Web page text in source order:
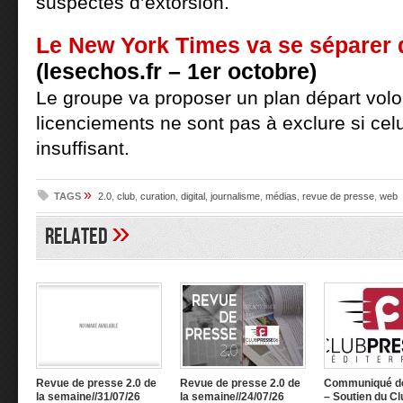
Le New York Times va se séparer
(lesechos.fr – 1er octobre)
Le groupe va proposer un plan départ
licenciements ne sont pas à exclure si
insuffisant.
TAGS » 2.0 club curation digital journalisme médias revue de presse web
Related»
Revue de presse 2.0 de
la semaine//31/07/26
Revue de presse 2.0 de
la semaine//24/07/26
Communiqué
– Soutien du